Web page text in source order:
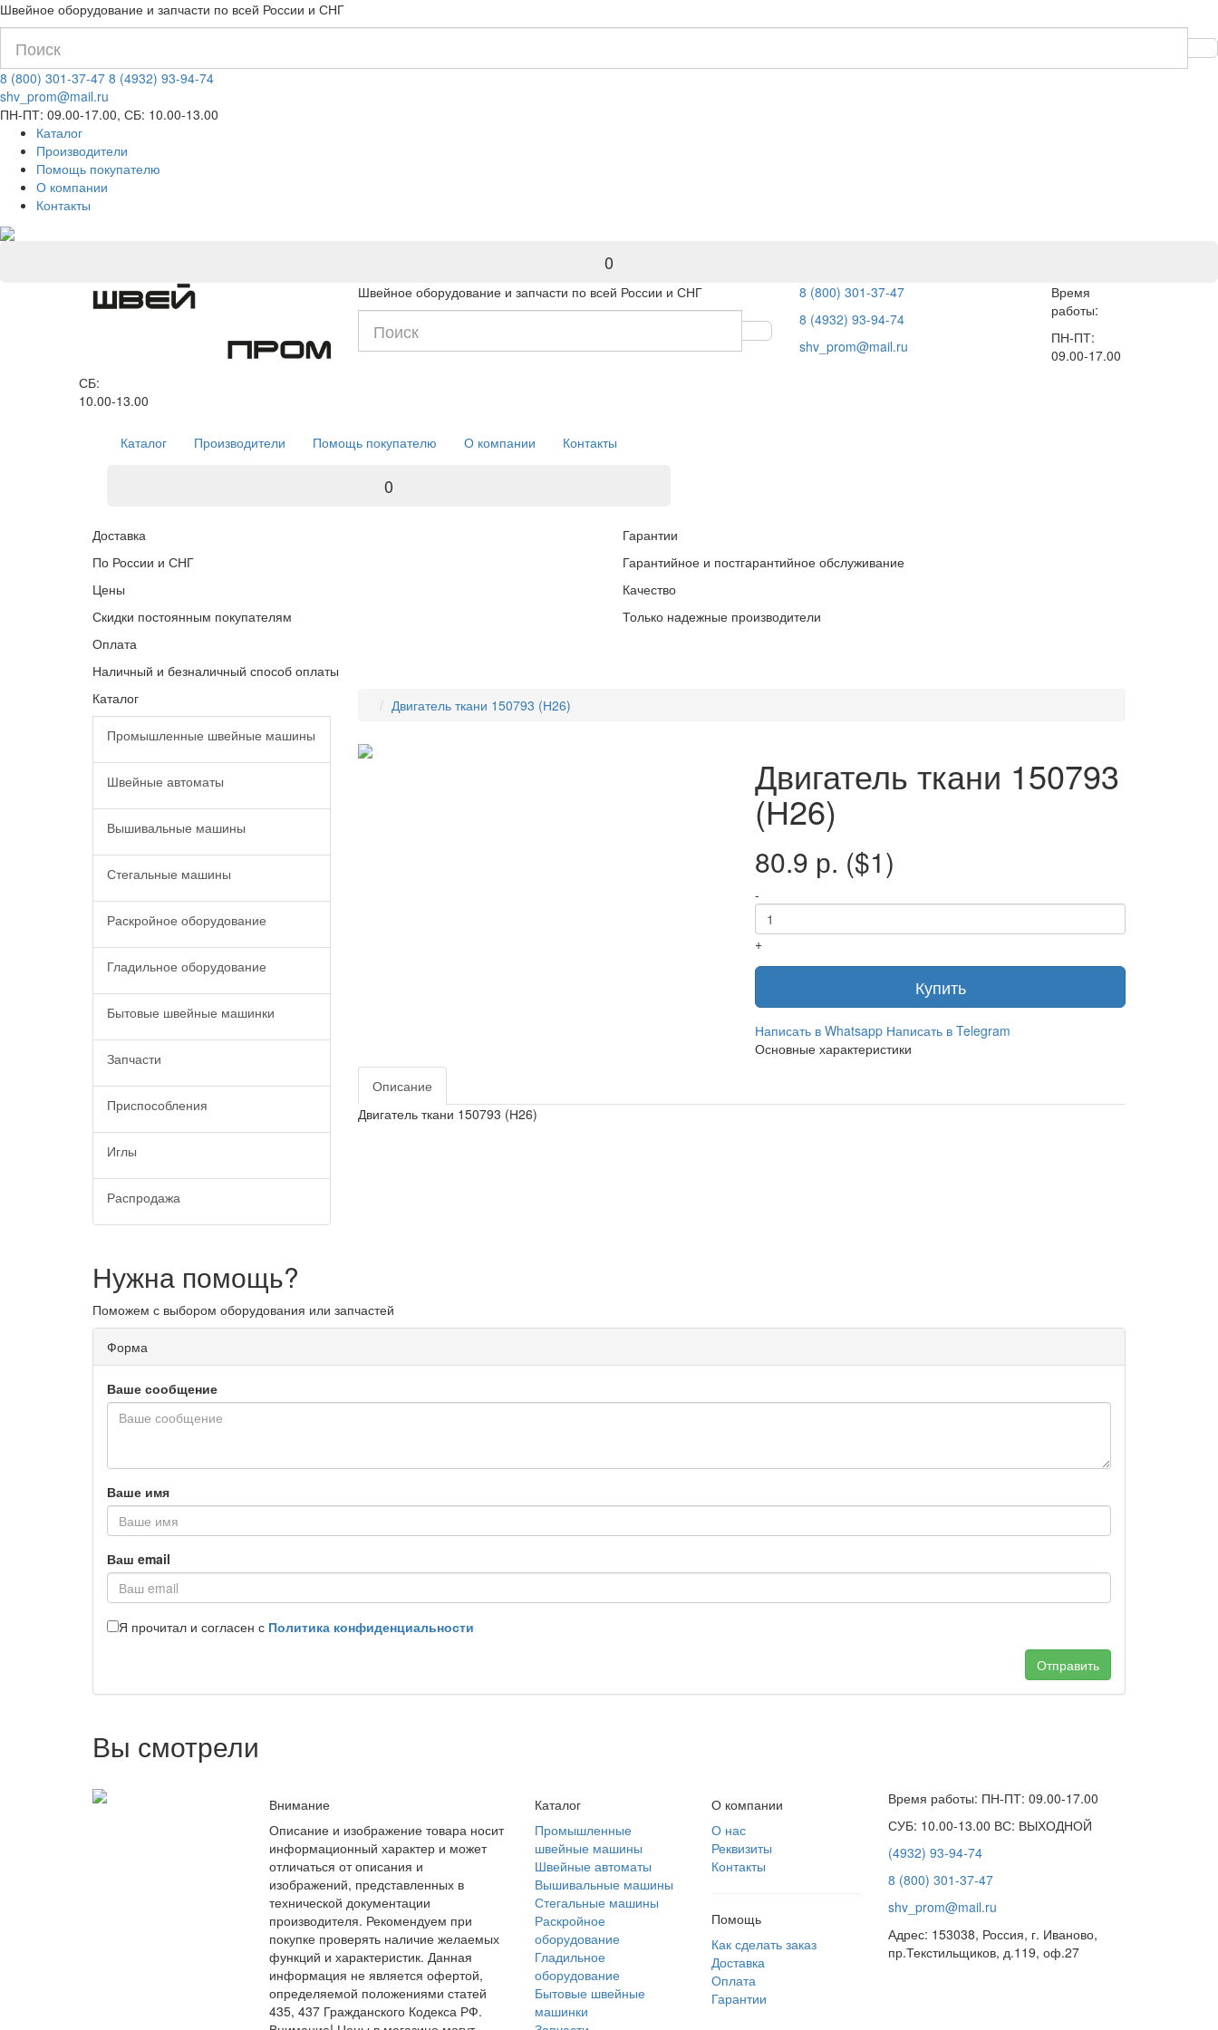
Швейное оборудование и запчасти по всей России и СНГ
8 (800) 301-37-47 8 (4932) 93-94-74
shv_prom@mail.ru
ПН-ПТ: 09.00-17.00, СБ: 10.00-13.00
Каталог
Производители
Помощь покупателю
О компании
Контакты
0
Швейное оборудование и запчасти по всей России и СНГ
8 (800) 301-37-47
8 (4932) 93-94-74
shv_prom@mail.ru
Время
работы:
ПН-ПТ:
09.00-17.00
СБ:
10.00-13.00
Каталог Производители Помощь покупателю О компании Контакты
0
Доставка
По России и СНГ
Гарантии
Гарантийное и постгарантийное обслуживание
Цены
Скидки постоянным покупателям
Качество
Только надежные производители
Оплата
Наличный и безналичный способ оплаты
Каталог
Промышленные швейные машины
Швейные автоматы
Вышивальные машины
Стегальные машины
Раскройное оборудование
Гладильное оборудование
Бытовые швейные машинки
Запчасти
Приспособления
Иглы
Распродажа
Двигатель ткани 150793 (Н26)
Двигатель ткани 150793
(Н26)
80.9 р. ($1)
-
+
Купить
Написать в Whatsapp Написать в Telegram
Основные характеристики
Описание
Двигатель ткани 150793 (Н26)
Нужна помощь?
Поможем с выбором оборудования или запчастей
Форма
Ваше сообщение
Ваше имя
Ваш email
Я прочитал и согласен с Политика конфиденциальности
Отправить
Вы смотрели
Внимание
Описание и изображение товара носит
информационный характер и может
отличаться от описания и
изображений, представленных в
технической документации
производителя. Рекомендуем при
покупке проверять наличие желаемых
функций и характеристик. Данная
информация не является офертой,
определяемой положениями статей
435, 437 Гражданского Кодекса РФ.
Каталог
Промышленные
швейные машины
Швейные автоматы
Вышивальные машины
Стегальные машины
Раскройное
оборудование
Гладильное
оборудование
Бытовые швейные
машинки
О компании
О нас
Реквизиты
Контакты
Помощь
Как сделать заказ
Доставка
Оплата
Гарантии
Время работы: ПН-ПТ: 09.00-17.00
СУБ: 10.00-13.00 ВС: ВЫХОДНОЙ
(4932) 93-94-74
8 (800) 301-37-47
shv_prom@mail.ru
Адрес: 153038, Россия, г. Иваново,
пр.Текстильщиков, д.119, оф.27